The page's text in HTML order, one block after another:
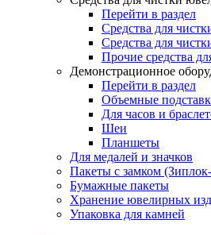
Перейти в раздел
Средства для
Средства для
Прочие средства
Демонстрационное
Перейти в раздел
Объемные
Для часов и
Шеи
Планшеты
Для медалей и значков
Пакеты с замком
Бумажные пакеты
Хранение ювелирных
Упаковка для камней